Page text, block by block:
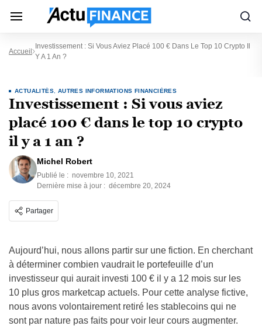
Accueil
Investissement : Si Vous Aviez Placé 100 € Dans Le Top 10 Crypto Il
Y A 1 An ?
ACTUALITÉS AUTRES INFORMATIONS FINANCIÈRES
Investissement : Si vous aviez
placé 100 € dans le top 10 crypto
il y a 1 an ?
Michel Robert
Publié le : novembre 10, 2021
Dernière mise à jour : décembre 20, 2024
Partager
Aujourd’hui, nous allons partir sur une fiction. En cherchant
à déterminer combien vaudrait le portefeuille d’un
investisseur qui aurait investi 100 € il y a 12 mois sur les
10 plus gros marketcap actuels. Pour cette analyse fictive,
nous avons volontairement retiré les stablecoins qui ne
sont par nature pas faits pour voir leur cours augmenter.